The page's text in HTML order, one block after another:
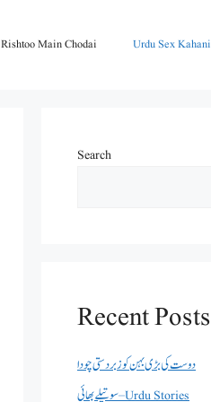
Rishtoo Main Chodai Urdu Sex Kahani
Search
Recent Posts
دوست کی بڑی بہن کو زبردستی چودا
سوتیلے بھائی – Urdu Stories